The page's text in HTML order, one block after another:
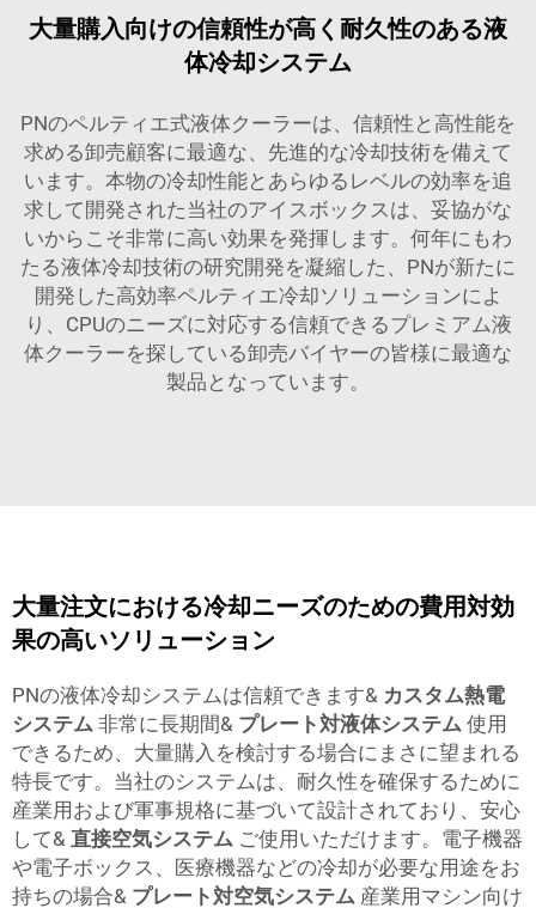
大量購入向けの信頼性が高く耐久性のある液
体冷却システム
PNのペルティエ式液体クーラーは、信頼性と高性能を
求める卸売顧客に最適な、先進的な冷却技術を備えて
います。本物の冷却性能とあらゆるレベルの効率を追
求して開発された当社のアイスボックスは、妥協がな
いからこそ非常に高い効果を発揮します。何年にもわ
たる液体冷却技術の研究開発を凝縮した、PNが新たに
開発した高効率ペルティエ冷却ソリューションによ
り、CPUのニーズに対応する信頼できるプレミアム液
体クーラーを探している卸売バイヤーの皆様に最適な
製品となっています。
大量注文における冷却ニーズのための費用対効
果の高いソリューション
PNの液体冷却システムは信頼できます& カスタム熱電
システム 非常に長期間& プレート対液体システム 使用
できるため、大量購入を検討する場合にまさに望まれる
特長です。当社のシステムは、耐久性を確保するために
産業用および軍事規格に基づいて設計されており、安心
して& 直接空気システム ご使用いただけます。電子機器
や電子ボックス、医療機器などの冷却が必要な用途をお
持ちの場合& プレート対空気システム 産業用マシン向け